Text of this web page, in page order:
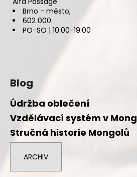
Brno - město,
602 000
PO-SO | 10:00-19:00
Blog
Údržba oblečení
Vzdělávací systém v
Stručná historie Mongolů
ARCHIV